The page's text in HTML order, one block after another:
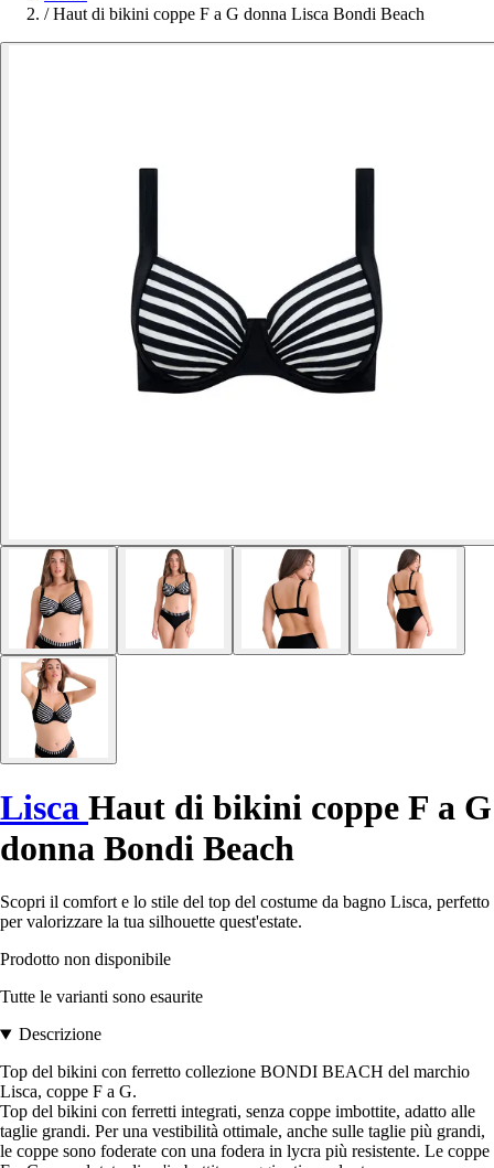
/ Haut di bikini coppe F a G donna Lisca Bondi Beach
Lisca Haut di bikini coppe F a G
donna Bondi Beach
Scopri il comfort e lo stile del top del costume da bagno Lisca, perfetto
per valorizzare la tua silhouette quest'estate.
Prodotto non disponibile
Tutte le varianti sono esaurite
Descrizione
Top del bikini con ferretto collezione BONDI BEACH del marchio
Lisca, coppe F a G.
Top del bikini con ferretti integrati, senza coppe imbottite, adatto alle
taglie grandi. Per una vestibilità ottimale, anche sulle taglie più grandi,
le coppe sono foderate con una fodera in lycra più resistente. Le coppe